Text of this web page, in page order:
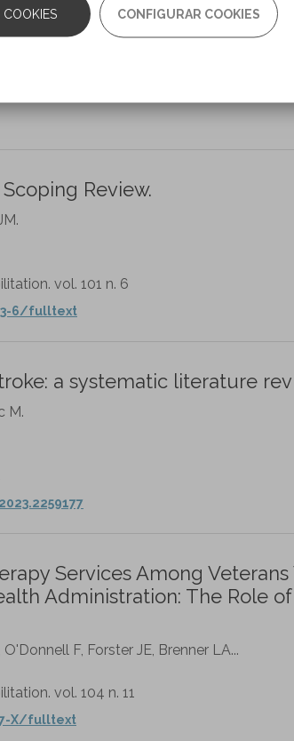
M, Robau Gassiot M.
Review.
vol. 101 n. 6
6/fulltext
a systematic literature
M.
Services Among
Administration: The Role of
F, Forster JE, Brenner LA...
vol. 104 n. 11
X/fulltext
COOKIES CONFIGURAR COOKIES